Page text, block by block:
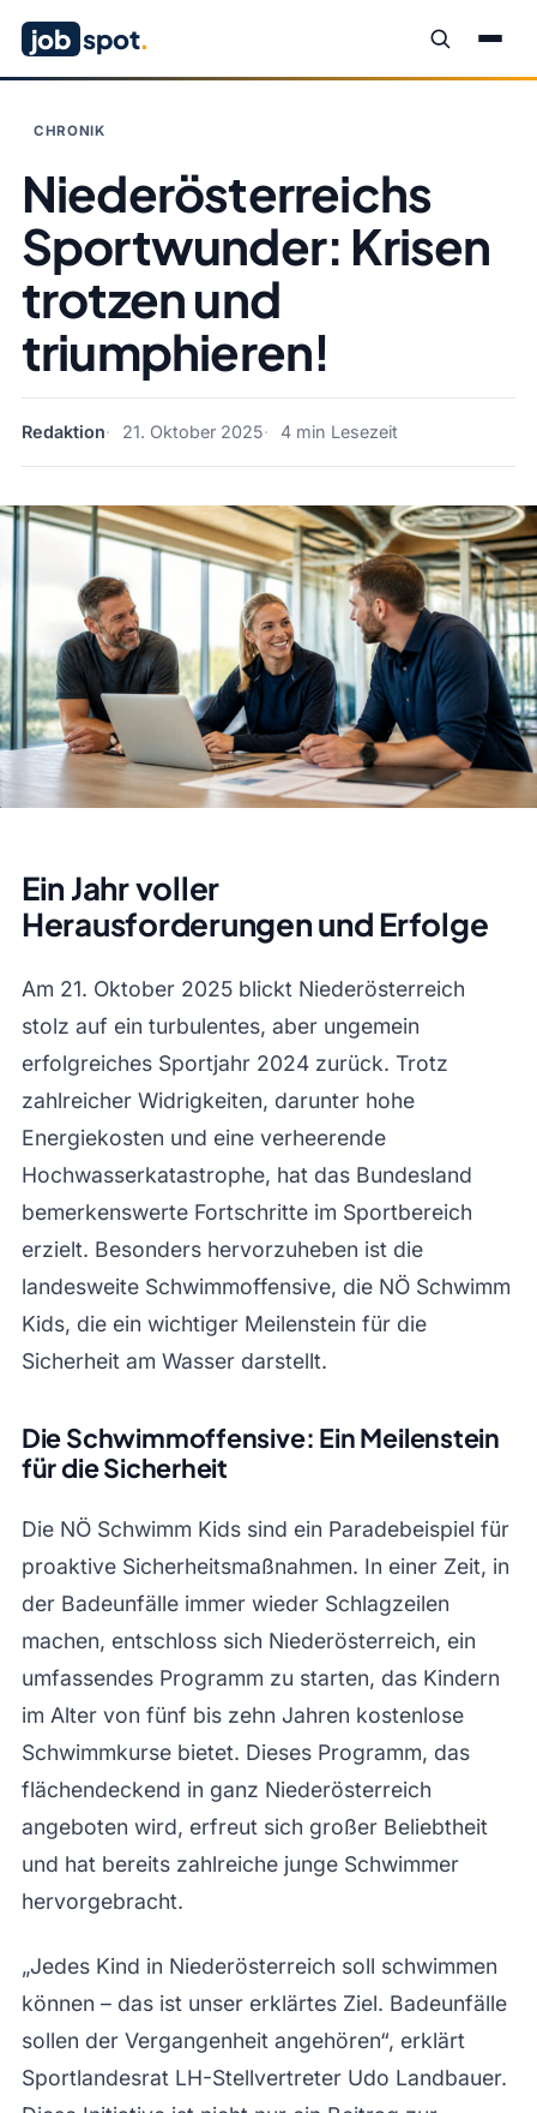
job spot.
CHRONIK
Niederösterreichs
Sportwunder: Krisen
trotzen und
triumphieren!
Redaktion 21. Oktober 2025 4 min Lesezeit
Ein Jahr voller
Herausforderungen und Erfolge
Am 21. Oktober 2025 blickt Niederösterreich
stolz auf ein turbulentes, aber ungemein
erfolgreiches Sportjahr 2024 zurück. Trotz
zahlreicher Widrigkeiten, darunter hohe
Energiekosten und eine verheerende
Hochwasserkatastrophe, hat das Bundesland
bemerkenswerte Fortschritte im Sportbereich
erzielt. Besonders hervorzuheben ist die
landesweite Schwimmoffensive, die NÖ Schwimm
Kids, die ein wichtiger Meilenstein für die
Sicherheit am Wasser darstellt.
Die Schwimmoffensive: Ein Meilenstein
für die Sicherheit
Die NÖ Schwimm Kids sind ein Paradebeispiel für
proaktive Sicherheitsmaßnahmen. In einer Zeit, in
der Badeunfälle immer wieder Schlagzeilen
machen, entschloss sich Niederösterreich, ein
umfassendes Programm zu starten, das Kindern
im Alter von fünf bis zehn Jahren kostenlose
Schwimmkurse bietet. Dieses Programm, das
flächendeckend in ganz Niederösterreich
angeboten wird, erfreut sich großer Beliebtheit
und hat bereits zahlreiche junge Schwimmer
hervorgebracht.
„Jedes Kind in Niederösterreich soll schwimmen
können – das ist unser erklärtes Ziel. Badeunfälle
sollen der Vergangenheit angehören“, erklärt
Sportlandesrat LH-Stellvertreter Udo Landbauer.